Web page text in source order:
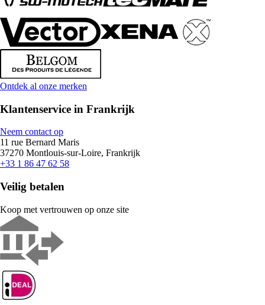
Ontdek al onze merken
Klantenservice in Frankrijk
Neem contact op
11 rue Bernard Maris
37270 Montlouis-sur-Loire, Frankrijk
+33 1 86 47 62 58
Veilig betalen
Koop met vertrouwen op onze site